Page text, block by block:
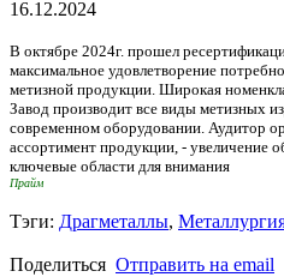
16.12.2024
В октябре 2024г. прошел
максимальное удовлетворение
метизной продукции. Широкая
Завод производит все виды метизных
современном оборудовании. Аудитор
ассортимент продукции, - увеличение
ключевые области для внимания
Прайм
Тэги: Драгметаллы,
Поделиться Отправить на email